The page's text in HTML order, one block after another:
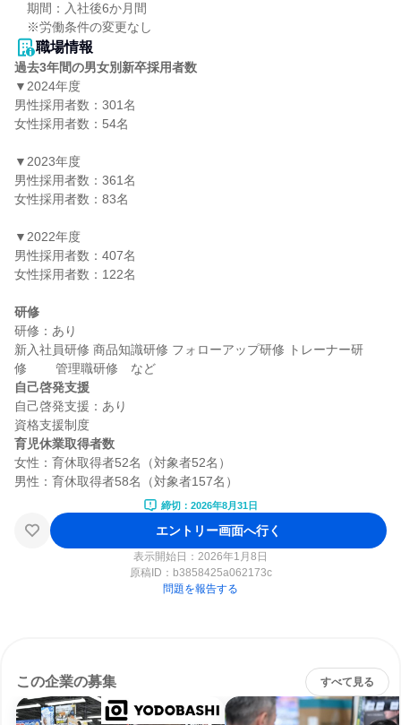
期間：入社後6か月間
職場情報
過去3年間の男女別新卒採用者数
▼2024年度
男性採用者数：301名
女性採用者数：54名
▼2023年度
男性採用者数：361名
女性採用者数：83名
▼2022年度
男性採用者数：407名
女性採用者数：122名
研修
研修：あり
新入社員研修 商品知識研修 フォローアップ研修 トレーナー研
自己啓発支援
自己啓発支援：あり
育児休業取得者数
女性：育休取得者52名（対象者52名）
締切：2026年8月31日
エントリー画面へ行く
表示開始日：2026年1月8日
原稿ID： b3858425a062173c
問題を報告する
この企業の募集 すべて見る